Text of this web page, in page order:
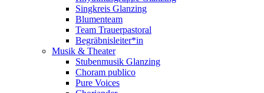
Singkreis Glanzing
Blumenteam
Team Trauerpastoral
Begräbnisleiter*in
Musik & Theater
Stubenmusik Glanzing
Choram publico
Pure Voices